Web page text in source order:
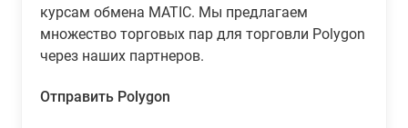
курсам обмена MATIC. Мы предлагаем
множество торговых пар для торговли Polygon
через наших партнеров.
Отправить Polygon